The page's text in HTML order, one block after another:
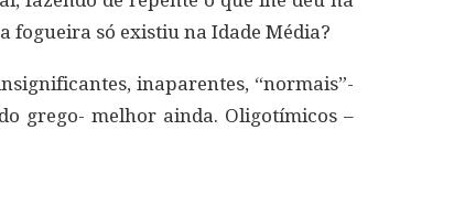
fogueira só existiu na Idade Média?
inaparentes, “normais”-
grego- melhor ainda. Oligotímicos –